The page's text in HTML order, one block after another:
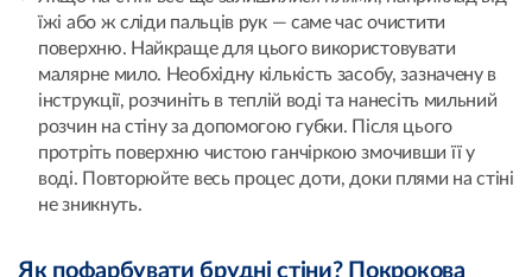
їжі або ж сліди пальців рук — саме час очистити
поверхню. Найкраще для цього використовувати
малярне мило. Необхідну кількість засобу, зазначену в
інструкції, розчиніть в теплій воді та нанесіть мильний
розчин на стіну за допомогою губки. Після цього
протріть поверхню чистою ганчіркою змочивши її у
воді. Повторюйте весь процес доти, доки плями на стіні
не зникнуть.
Як пофарбувати брудні стіни? Покрокова